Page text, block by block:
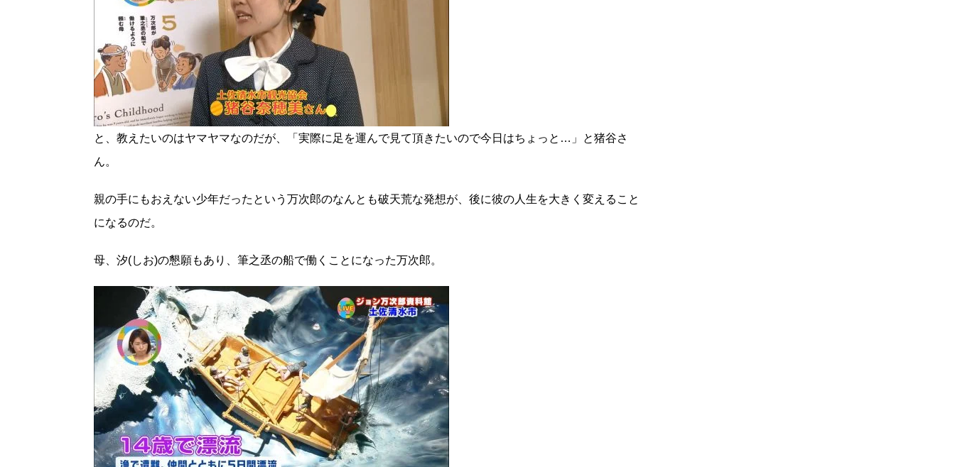
と、教えたいのはヤマヤマなのだが、「実際に足を運んで見て頂きたいので今日はちょっと…」と猪谷さ
ん。
親の手にもおえない少年だったという万次郎のなんとも破天荒な発想が、後に彼の人生を大きく変えること
になるのだ。
母、汐(しお)の懇願もあり、筆之丞の船で働くことになった万次郎。